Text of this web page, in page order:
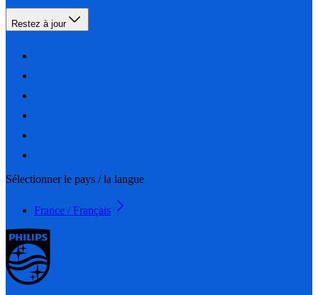
Restez à jour
Sélectionner le pays / la langue
France / Français